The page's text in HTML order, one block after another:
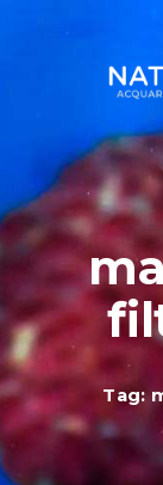
Tag:
IL
SHOP
BLOG